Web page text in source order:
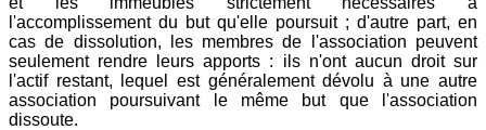
l'accomplissement du but qu'elle poursuit ; d'autre part, en
cas de dissolution, les membres de l'association peuvent
seulement rendre leurs apports : ils n'ont aucun droit sur
l'actif restant, lequel est généralement dévolu à une autre
association poursuivant le même but que l'association
dissoute.